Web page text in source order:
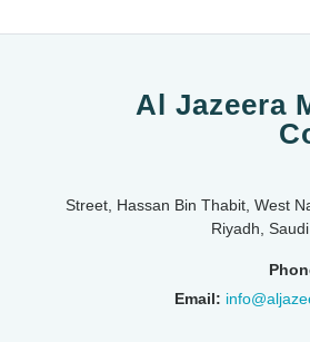
Al Jazeera
Street, Hassan Bin Thabit, West
Riyadh,
Email: